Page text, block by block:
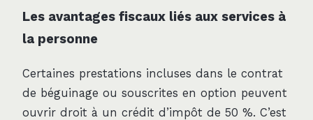
Les avantages fiscaux liés aux services à
la personne
Certaines prestations incluses dans le contrat
de béguinage ou souscrites en option peuvent
ouvrir droit à un crédit d’impôt de 50 %. C’est